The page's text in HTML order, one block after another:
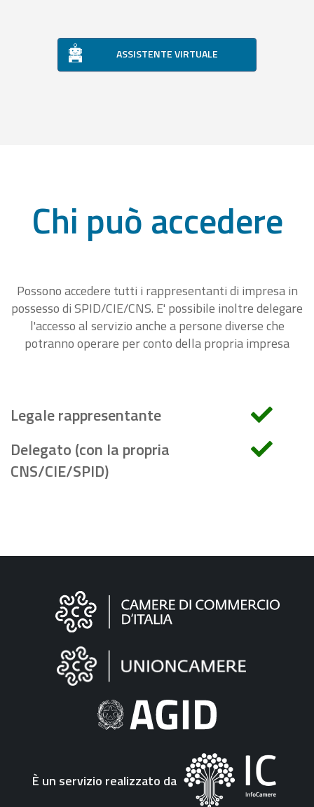
ASSISTENTE VIRTUALE
Chi può accedere
Possono accedere tutti i rappresentanti di impresa in
possesso di SPID/CIE/CNS. E' possibile inoltre delegare
l'accesso al servizio anche a persone diverse che
potranno operare per conto della propria impresa
Legale rappresentante
Delegato (con la propria
CNS/CIE/SPID)
Informazioni
"Fattura
Elettronica"
È un servizio realizzato da